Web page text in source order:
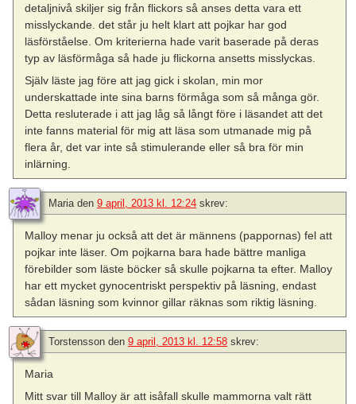
detaljnivå skiljer sig från flickors så anses detta vara ett
misslyckande. det står ju helt klart att pojkar har god
läsförståelse. Om kriterierna hade varit baserade på deras
typ av läsförmåga så hade ju flickorna ansetts misslyckas.
Själv läste jag före att jag gick i skolan, min mor
underskattade inte sina barns förmåga som så många gör.
Detta resluterade i att jag låg så långt före i läsandet att det
inte fanns material för mig att läsa som utmanade mig på
flera år, det var inte så stimulerande eller så bra för min
inlärning.
Mariaden 9 april, 2013 kl. 12:24 skrev:
Malloy menar ju också att det är männens (pappornas) fel att
pojkar inte läser. Om pojkarna bara hade bättre manliga
förebilder som läste böcker så skulle pojkarna ta efter. Malloy
har ett mycket gynocentriskt perspektiv på läsning, endast
sådan läsning som kvinnor gillar räknas som riktig läsning.
Torstensson den 9 april, 2013 kl. 12:58 skrev:
Maria
Mitt svar till Malloy är att isåfall skulle mammorna valt rätt